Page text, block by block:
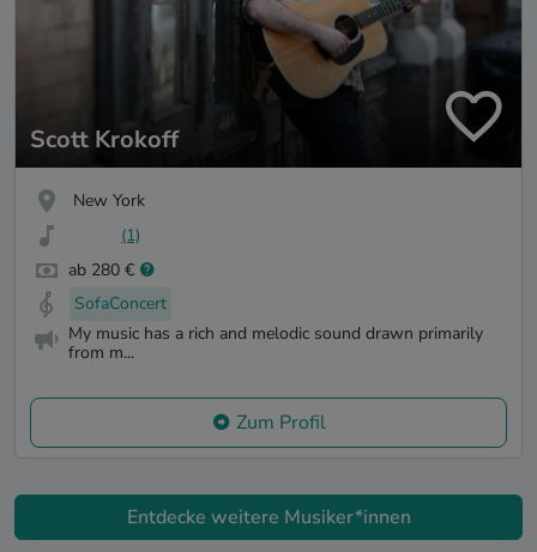
Scott Krokoff
New York
(1)
ab 280 €
SofaConcert
My music has a rich and melodic sound drawn primarily
from m...
Zum Profil
Entdecke weitere Musiker*innen